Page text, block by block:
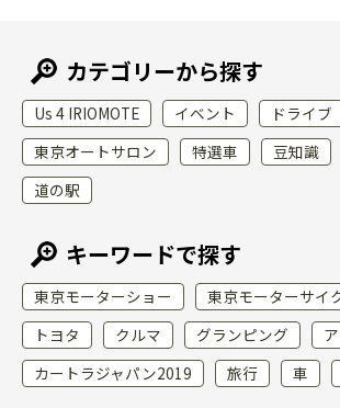
カテゴリーから探す
Us 4 IRIOMOTE イベント ドライブ
東京オートサロン
特選車 豆知識
道の駅
キーワードで探す
東京モーターショー
東京モーターサイ
トヨタ
クルマ グランピング
カートラジャパン2019
旅行 車